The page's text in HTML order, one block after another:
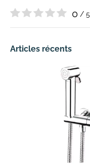
0 / 5
Articles récents